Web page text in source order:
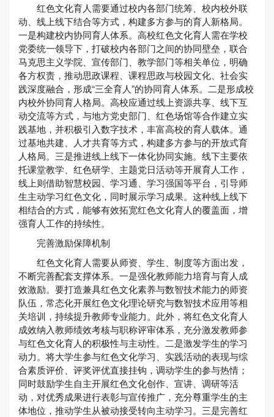
红色文化育人需要通过校内各部门统筹、校内校外联
动、线上线下结合等方式，构建多方参与的育人新格局。
一是构建校内协同育人体系。高校红色文化育人需在学校
党委统一领导下，打破校内各部门之间的协同壁垒，联合
马克思主义学院、宣传部门、教学部门等相关单位，明确
各方权责，推动思政课程、课程思政与校园文化、社会实
践深度融合，形成“三全育人”的协同育人体系。二是形成校
内校外协同育人格局。高校应通过线上资源共享、线下互
动交流等方式，与地方党史部门、红色场馆等合作建立实
践基地，并积极引入数字技术，丰富高校的育人载体。通
过基地共建、人才共育等方式，构建多方参与的开放式育
人格局。三是推进线上线下一体化协同实施。线下主要依
托课堂教学、红色研学、主题党日活动等开展育人工作，
线上则借助智慧校园、学习通、学习强国等平台，引导师
生主动学习红色文化，同时展示学习成果。这种线上线下
相结合的方式，能够有效拓宽红色文化育人的覆盖面，增
强育人工作的持续性。
完善激励保障机制
红色文化育人需要从师资、学生、制度等方面出发，
不断完善配套支撑体系。一是强化教师能力培育与育人成
效激励。要打造兼具红色文化素养与数智技术能力的师资
队伍，常态化开展红色文化理论研究与数智技术应用等相
关培训，持续提升教师专业能力。此外，将红色文化育人
成效纳入教师绩效考核与职称评审体系，充分激发教师参
与红色文化育人的积极性与主动性。二是激发学生的学习
动力。将大学生参与红色文化学习、实践活动的表现与综
合素质评价、评奖评优直接挂钩，调动学生的参与热情；
同时鼓励学生自主开展红色文化创作、宣讲、调研等活
动，对优秀成果进行表彰与宣传推广，充分尊重学生的主
体地位，推动学生从被动接受转向主动学习。三是完善红